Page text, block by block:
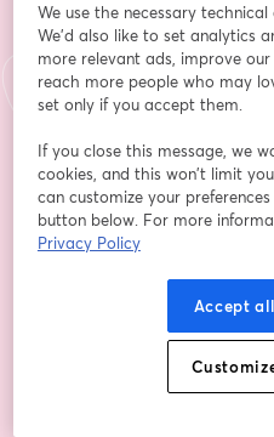
• Tendencias clave de
inteligencia artificial hasta
comprende cómo estas
marketing digital.
• El impacto de las
analizar el impacto de
estrategias digitales
aquellas empresas que
We use the necessary
We'd also like to set analytics
more relevant ads, improve
reach more people who may
set only if you accept them.
If you close this message, we
cookies, and this won’t limit
can customize your
button below. For more
Privacy Policy
Accept